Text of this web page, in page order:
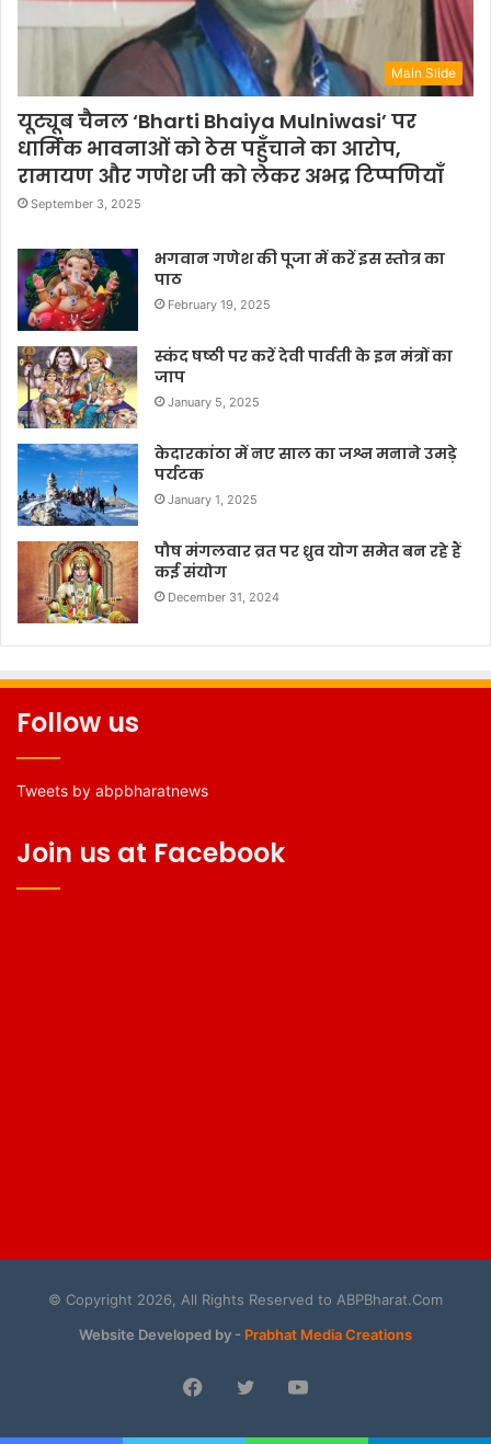
Main Slide
यूट्यूब चैनल ‘Bharti Bhaiya Mulniwasi’ पर
धार्मिक भावनाओं को ठेस पहुँचाने का आरोप,
रामायण और गणेश जी को लेकर अभद्र टिप्पणियाँ
September 3, 2025
भगवान गणेश की पूजा में करें इस स्तोत्र का
पाठ
February 19, 2025
स्कंद षष्ठी पर करें देवी पार्वती के इन मंत्रों का
जाप
January 5, 2025
केदारकांठा में नए साल का जश्न मनाने उमड़े
पर्यटक
January 1, 2025
पौष मंगलवार व्रत पर ध्रुव योग समेत बन रहे हैं
कई संयोग
December 31, 2024
Follow us
Tweets by abpbharatnews
Join us at Facebook
© Copyright 2026, All Rights Reserved to ABPBharat.Com
Website Developed by - Prabhat Media Creations
Facebook
TwitterYouTube